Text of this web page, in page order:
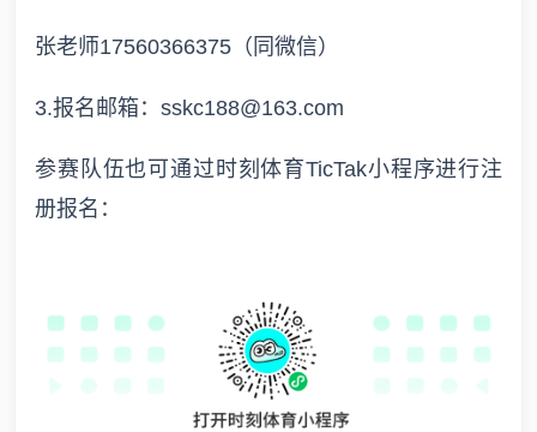
张老师17560366375（同微信）
3.报名邮箱：sskc188@163.com
参赛队伍也可通过时刻体育TicTak小程序进行注
册报名：